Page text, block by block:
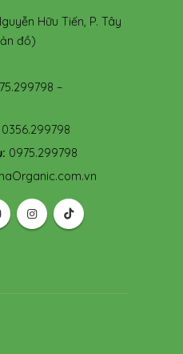
Hữu Tiến, P. Tây
đồ)
–
0356.299798
0975.299798